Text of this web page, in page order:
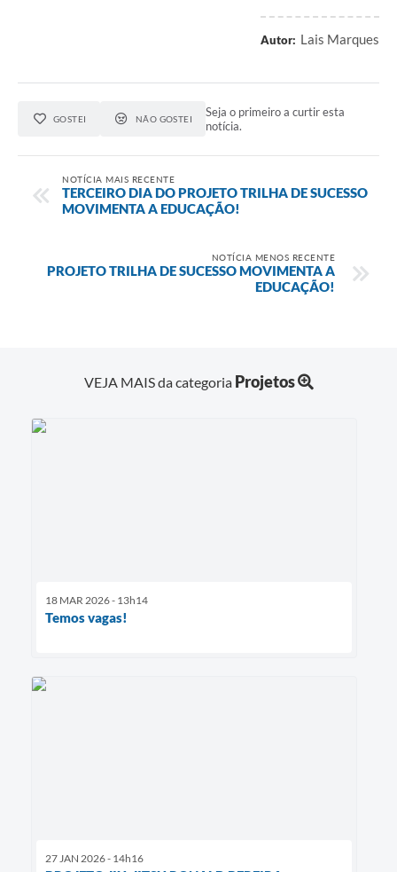
Autor: Lais Marques
GOSTEI NÃO GOSTEI
Seja o primeiro a curtir esta
notícia.
NOTÍCIA MAIS RECENTE
TERCEIRO DIA DO PROJETO TRILHA DE SUCESSO
MOVIMENTA A EDUCAÇÃO!
NOTÍCIA MENOS RECENTE
PROJETO TRILHA DE SUCESSO MOVIMENTA A
EDUCAÇÃO!
VEJA MAIS da categoria Projetos
18 MAR 2026 - 13h14
Temos vagas!
27 JAN 2026 - 14h16